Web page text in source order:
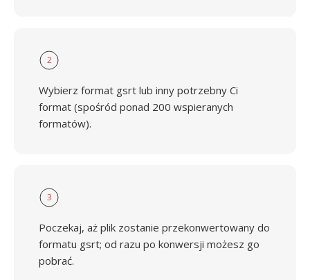
2
Wybierz format gsrt lub inny potrzebny Ci
format (spośród ponad 200 wspieranych
formatów).
3
Poczekaj, aż plik zostanie przekonwertowany do
formatu gsrt; od razu po konwersji możesz go
pobrać.